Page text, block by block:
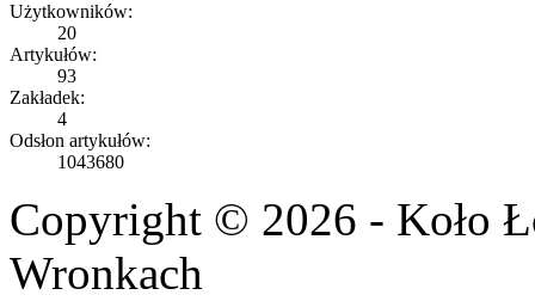
Użytkowników:
20
Artykułów:
93
Zakładek:
4
Odsłon artykułów:
1043680
Copyright © 2026 - Koło
Wronkach